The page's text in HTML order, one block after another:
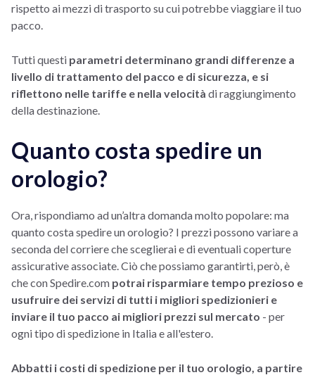
rispetto ai mezzi di trasporto su cui potrebbe viaggiare il tuo
pacco.
Tutti questi parametri determinano grandi differenze a
livello di trattamento del pacco e di sicurezza, e si
riflettono nelle tariffe e nella velocità di raggiungimento
della destinazione.
Quanto costa spedire un
orologio?
Ora, rispondiamo ad un’altra domanda molto popolare: ma
quanto costa spedire un orologio? I prezzi possono variare a
seconda del corriere che sceglierai e di eventuali coperture
assicurative associate. Ciò che possiamo garantirti, però, è
che con Spedire.com potrai risparmiare tempo prezioso e
usufruire dei servizi di tutti i migliori spedizionieri e
inviare il tuo pacco ai migliori prezzi sul mercato - per
ogni tipo di spedizione in Italia e all'estero.
Abbatti i costi di spedizione per il tuo orologio, a partire